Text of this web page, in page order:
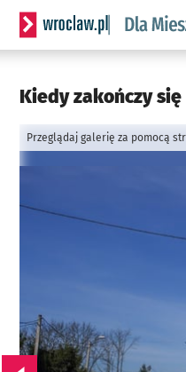
Serwis informacyjny
Kiedy zakończy
Przeglądaj galerię za pomocą